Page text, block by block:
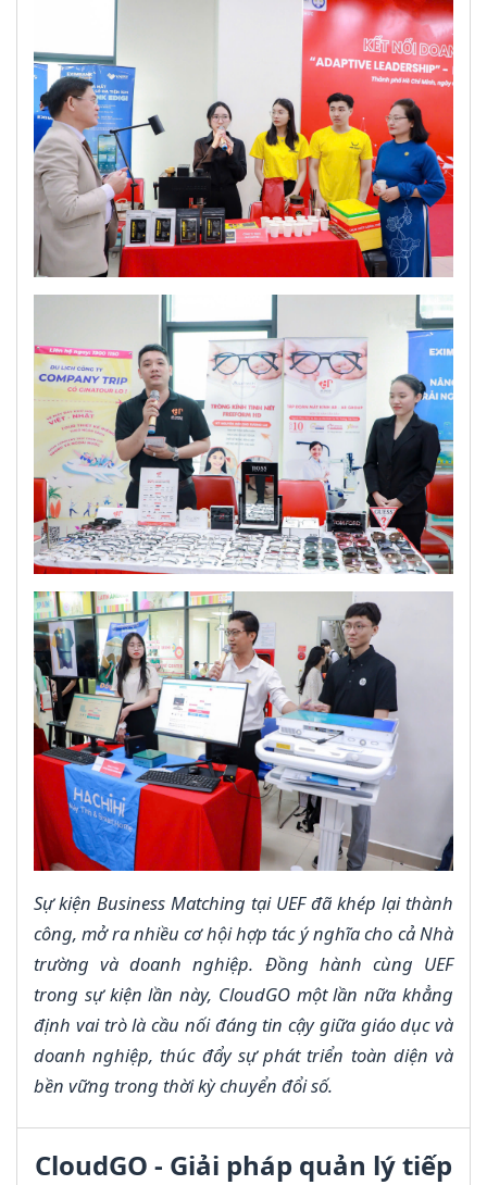
Sự kiện Business Matching tại UEF đã khép lại thành
công, mở ra nhiều cơ hội hợp tác ý nghĩa cho cả Nhà
trường và doanh nghiệp. Đồng hành cùng UEF
trong sự kiện lần này, CloudGO một lần nữa khẳng
định vai trò là cầu nối đáng tin cậy giữa giáo dục và
doanh nghiệp, thúc đẩy sự phát triển toàn diện và
bền vững trong thời kỳ chuyển đổi số.
CloudGO - Giải pháp quản lý tiếp